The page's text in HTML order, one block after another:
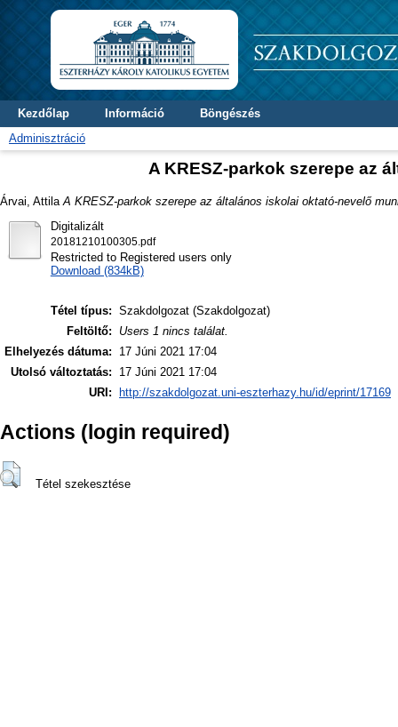
Kezdőlap Információ
Böngészés
Adminisztráció
A KRESZ-parkok szerepe az
Árvai, Attila A KRESZ-parkok szerepe az általános iskolai oktató-nevelő
Digitalizált
20181210100305.pdf
Restricted to Registered users only
Download (834kB)
Tétel típus: Szakdolgozat (Szakdolgozat)
Feltöltő:
Users 1 nincs találat.
Elhelyezés dátuma:
17 Júni 2021 17:04
Utolsó változtatás:
17 Júni 2021 17:04
URI:
http://szakdolgozat.uni-eszterhazy.hu/id/eprint/17169
Actions (login required)
Tétel szekesztése